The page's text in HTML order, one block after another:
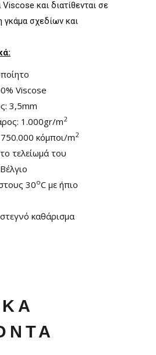
και διατίθενται σε
γκάμα σχεδίων και
Viscose
3,5mm
1.000gr/m2
κόμποι/m2
τελείωμά του
30οC με ήπιο
καθάρισμα